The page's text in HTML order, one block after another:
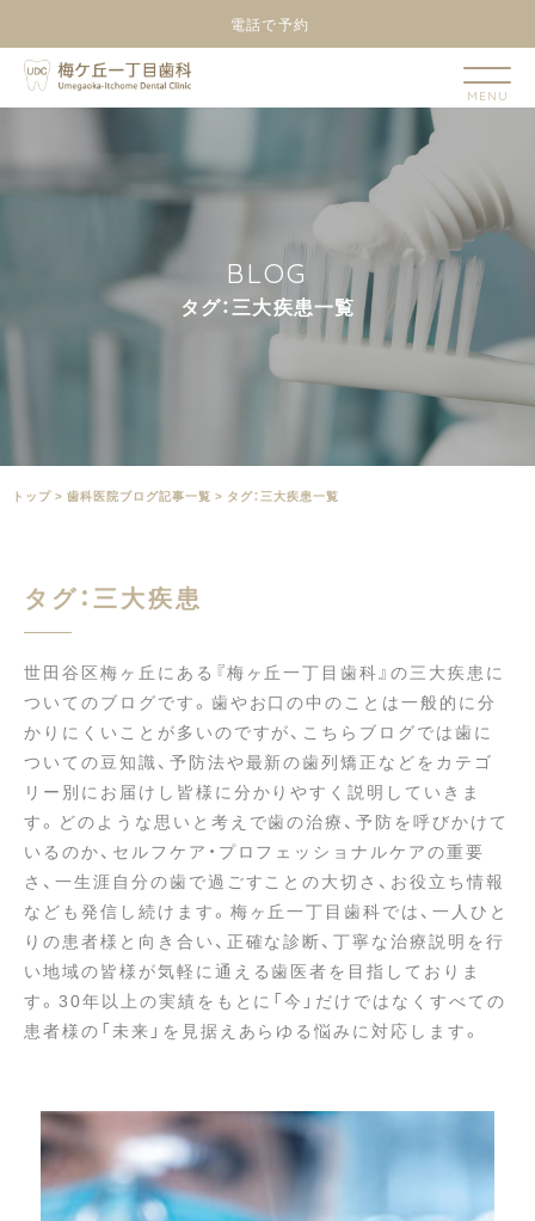
電話で予約
BLOG
タグ：三大疾患一覧
トップ > ⻭科医院ブログ記事一覧 > タグ：三大疾患一覧
タグ：三大疾患
世田谷区梅ヶ丘にある『梅ヶ丘一丁目歯科』の三大疾患に
ついてのブログです。歯やお口の中のことは一般的に分
かりにくいことが多いのですが、こちらブログでは歯に
ついての豆知識、予防法や最新の歯列矯正などをカテゴ
リー別にお届けし皆様に分かりやすく説明していきま
す。どのような思いと考えで歯の治療、予防を呼びかけて
いるのか、セルフケア・プロフェッショナルケアの重要
さ、一生涯自分の歯で過ごすことの大切さ、お役立ち情報
なども発信し続けます。梅ヶ丘一丁目歯科では、一人ひと
りの患者様と向き合い、正確な診断、丁寧な治療説明を行
い地域の皆様が気軽に通える歯医者を目指しておりま
す。30年以上の実績をもとに「今」だけではなくすべての
患者様の「未来」を見据えあらゆる悩みに対応します。